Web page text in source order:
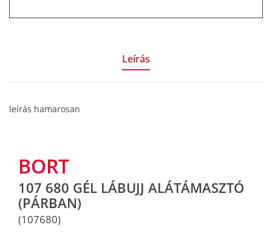
Leírás
leírás hamarosan
BORT
107 680 GÉL LÁBUJJ ALÁTÁMASZTÓ
(PÁRBAN)
(107680)